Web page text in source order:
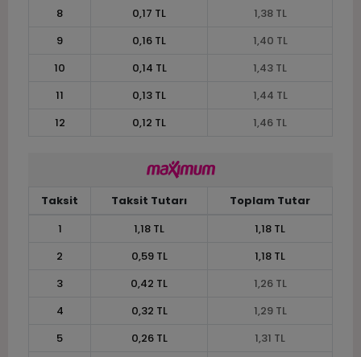
8 0,17 TL
1,38 TL
9
0,16 TL
1,40 TL
10
0,14 TL
1,43 TL
11
0,13 TL
1,44 TL
12
0,12 TL 1,46 TL
Taksit Taksit Tutarı
Toplam Tutar
1
1,18 TL
1,18 TL
2
0,59 TL
1,18 TL
3
0,42 TL
1,26 TL
4
0,32 TL
1,29 TL
5
0,26 TL
1,31 TL